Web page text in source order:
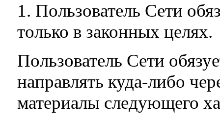
1. Пользователь Сети
только в законных целях.
Пользователь Сети
направлять куда-либо
материалы следующего